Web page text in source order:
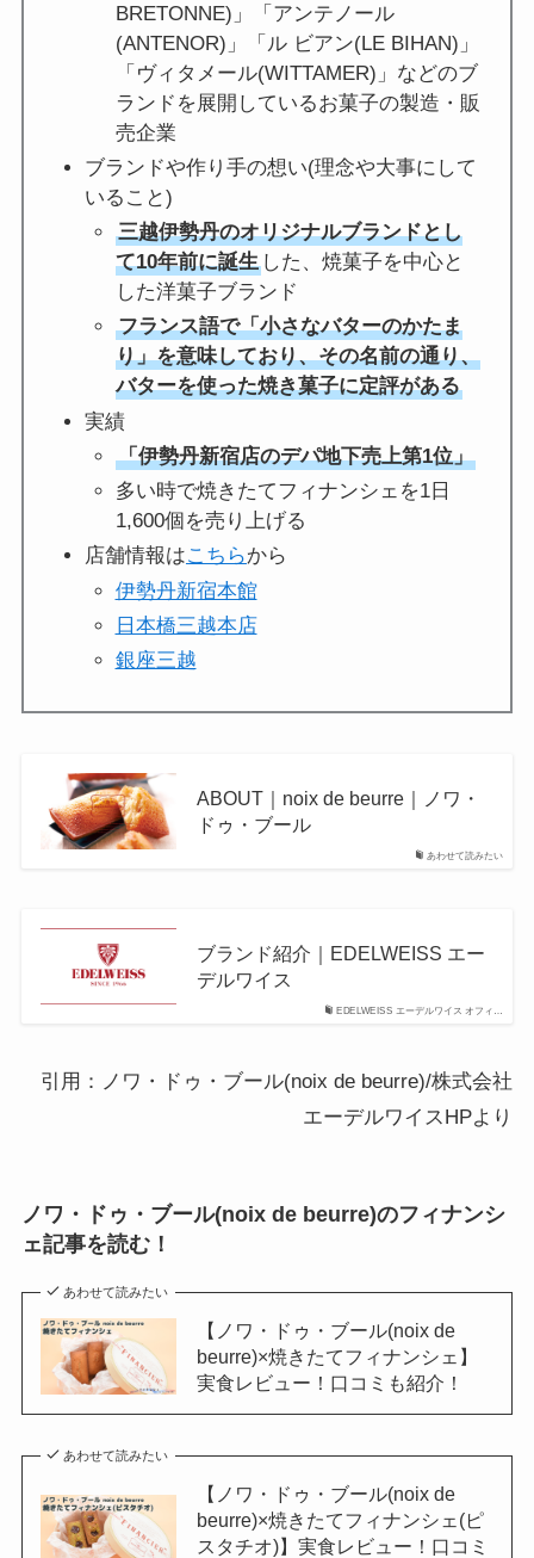
BRETONNE)」「アンテノール
(ANTENOR)」「ル ビアン(LE BIHAN)」
「ヴィタメール(WITTAMER)」などのブ
ランドを展開しているお菓子の製造・販
売企業
ブランドや作り手の想い(理念や大事にして
いること)
三越伊勢丹のオリジナルブランドとし
て10年前に誕生した、焼菓子を中心と
した洋菓子ブランド
フランス語で「小さなバターのかたま
り」を意味しており、その名前の通り、
バターを使った焼き菓子に定評がある
実績
「伊勢丹新宿店のデパ地下売上第1位」
多い時で焼きたてフィナンシェを1日
1,600個を売り上げる
店舗情報はこちらから
伊勢丹新宿本館
日本橋三越本店
銀座三越
あわせて読みたい
ABOUT｜noix de beurre｜ノワ・
ドゥ・ブール
EDELWEISS エーデルワイス オフィ…
ブランド紹介｜EDELWEISS エー
デルワイス
引用：ノワ・ドゥ・ブール(noix de beurre)/株式会社
エーデルワイスHPより
ノワ・ドゥ・ブール(noix de beurre)のフィナンシ
ェ記事を読む！
あわせて読みたい
【ノワ・ドゥ・ブール(noix de
beurre)×焼きたてフィナンシェ】
実食レビュー！口コミも紹介！
あわせて読みたい
【ノワ・ドゥ・ブール(noix de
beurre)×焼きたてフィナンシェ(ピ
スタチオ)】実食レビュー！口コミ